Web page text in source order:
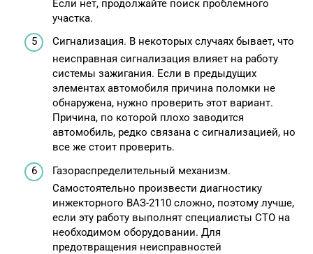
Если нет, продолжайте поиск проблемного
участка.
Сигнализация. В некоторых случаях бывает, что
неисправная сигнализация влияет на работу
системы зажигания. Если в предыдущих
элементах автомобиля причина поломки не
обнаружена, нужно проверить этот вариант.
Причина, по которой плохо заводится
автомобиль, редко связана с сигнализацией, но
все же стоит проверить.
Газораспределительный механизм.
Самостоятельно произвести диагностику
инжекторного ВАЗ-2110 сложно, поэтому лучше,
если эту работу выполнят специалисты СТО на
необходимом оборудовании. Для
предотвращения неисправностей